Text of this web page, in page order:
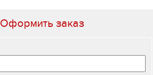
Оформить заказ